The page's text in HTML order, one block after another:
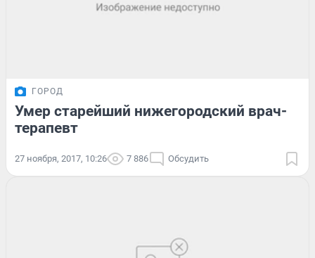
ГОРОД
Умер старейший нижегородский врач-
терапевт
27 ноября, 2017, 10:26 7 886 Обсудить